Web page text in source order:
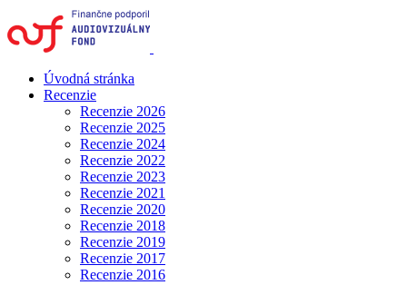
Úvodná stránka
Recenzie
Recenzie 2026
Recenzie 2025
Recenzie 2024
Recenzie 2022
Recenzie 2023
Recenzie 2021
Recenzie 2020
Recenzie 2018
Recenzie 2019
Recenzie 2017
Recenzie 2016